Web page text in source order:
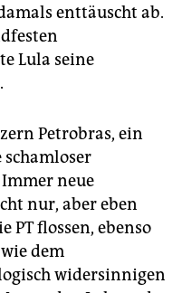
enttäuscht ab.
Lula seine
Petrobras, ein
Immer neue
nur, aber eben
PT flossen, ebenso
dem
widersinnigen